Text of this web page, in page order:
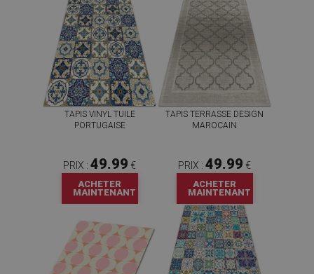
TAPIS VINYL TUILE
PORTUGAISE
PRIX : 49.99 €
ACHETER
MAINTENANT
TAPIS TERRASSE DESIGN
MAROCAIN
PRIX : 49.99 €
ACHETER
MAINTENANT